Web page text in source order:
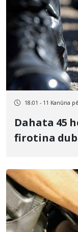
18:01 - 11 Kanûna
Dahata 45
firotina